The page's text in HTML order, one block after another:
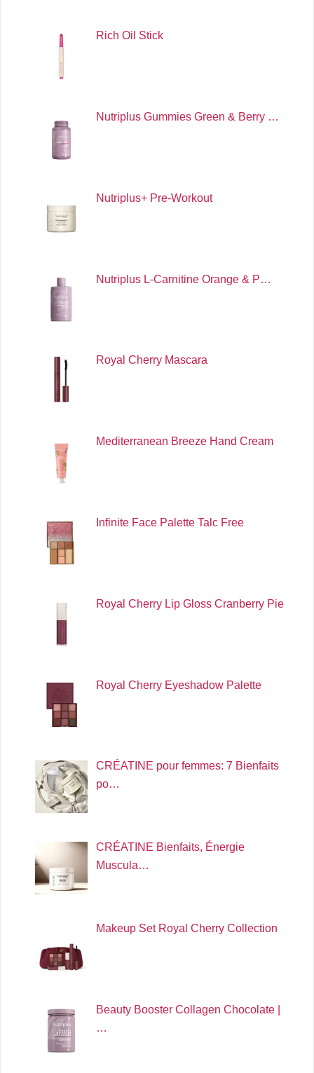
Rich Oil Stick
Nutriplus Gummies Green & Berry …
Nutriplus+ Pre-Workout
Nutriplus L-Carnitine Orange & P…
Royal Cherry Mascara
Mediterranean Breeze Hand Cream
Infinite Face Palette Talc Free
Royal Cherry Lip Gloss Cranberry Pie
Royal Cherry Eyeshadow Palette
CRÉATINE pour femmes: 7 Bienfaits
po…
CRÉATINE Bienfaits, Énergie
Muscula…
Makeup Set Royal Cherry Collection
Beauty Booster Collagen Chocolate |
…